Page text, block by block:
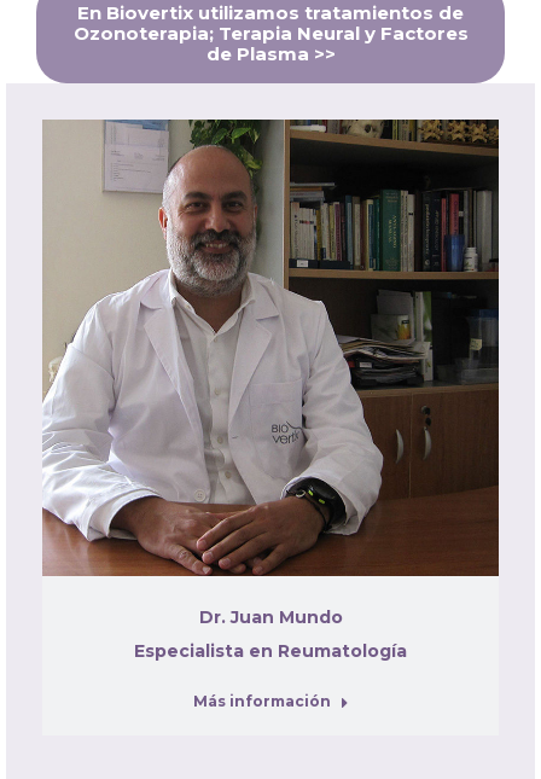
En Biovertix utilizamos tratamientos de
Ozonoterapia; Terapia Neural y Factores
de Plasma >>
Dr. Juan Mundo
Especialista en Reumatología
Más información